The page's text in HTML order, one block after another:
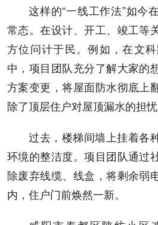
这样的“一线工作法”如今
常态。在设计、开工、竣工等
方位问计于民。例如，在文
中，项目团队充分了解大家的
方案变更，将屋面防水彻底上
除了顶层住户对屋顶漏水的担忧
过去，楼梯间墙上挂着各
环境的整洁度。项目团队通过
除废弃线缆、线盒，将剩余弱
内，住户门前焕然一新。